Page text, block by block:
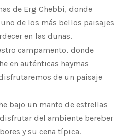
de Erg Chebbi, donde
de los más bellos paisajes
en las dunas.
campamento, donde
en auténticas haymas
de un paisaje
bajo un manto de estrellas
del ambiente bereber
y su cena típica.